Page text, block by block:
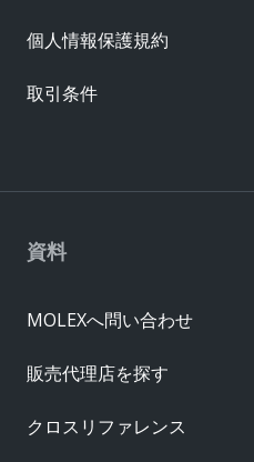
資料
MOLEXへ問い合わせ
販売代理店を探す
クロスリファレンス
個人情報保護規約
取引条件